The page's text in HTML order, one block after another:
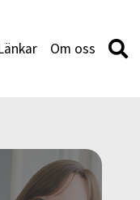
Om oss